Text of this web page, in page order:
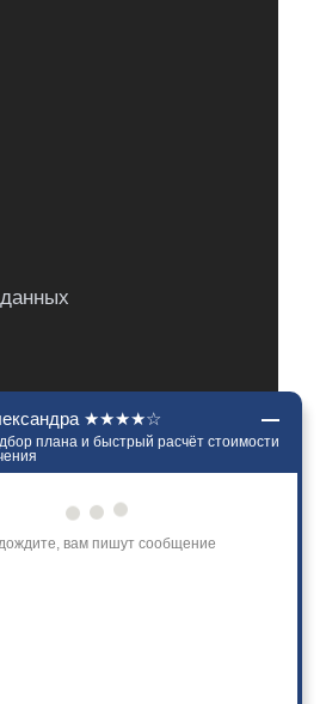
★★★★☆
плана и быстрый расчёт стоимости
вам пишут сообщение